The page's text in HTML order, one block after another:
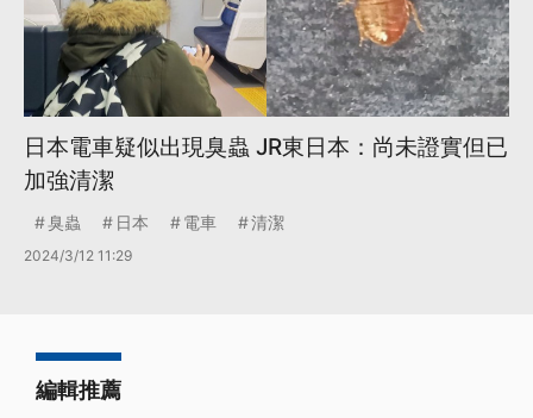
日本電車疑似出現臭蟲 JR東日本：尚未證實但已
加強清潔
臭蟲 日本 電車 清潔
2024/3/12 11:29
編輯推薦